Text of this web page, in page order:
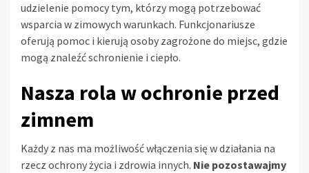
udzielenie pomocy tym, którzy mogą potrzebować
wsparcia w zimowych warunkach. Funkcjonariusze
oferują pomoc i kierują osoby zagrożone do miejsc, gdzie
mogą znaleźć schronienie i ciepło.
Nasza rola w ochronie przed
zimnem
Każdy z nas ma możliwość włączenia się w działania na
rzecz ochrony życia i zdrowia innych. Nie pozostawajmy